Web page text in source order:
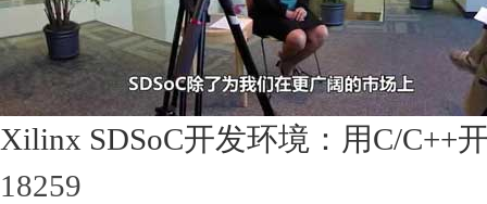
Xilinx SDSoC开发环境：用C/C++
18259